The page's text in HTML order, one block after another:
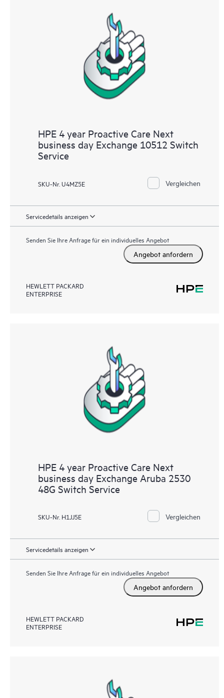
HPE 4 year Proactive Care Next
business day Exchange 10512 Switch
Service
SKU-Nr. U4MZ5E Vergleichen
Servicedetails anzeigen
Senden Sie Ihre Anfrage für ein individuelles Angebot
Angebot anfordern
HEWLETT PACKARD
ENTERPRISE
HPE 4 year Proactive Care Next
business day Exchange Aruba 2530
48G Switch Service
SKU-Nr. H1JJ5E Vergleichen
Servicedetails anzeigen
Senden Sie Ihre Anfrage für ein individuelles Angebot
Angebot anfordern
HEWLETT PACKARD
ENTERPRISE